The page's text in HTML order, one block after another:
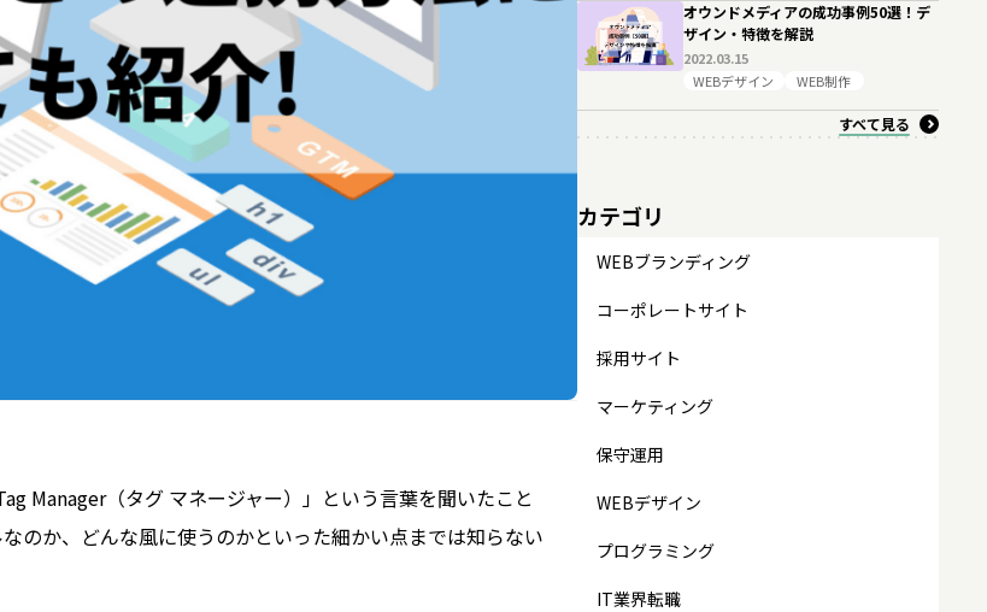
Manager（タグ マネージャー）」という言葉を聞いたこと
のか、どんな風に使うのかといった細かい点までは知らない
オウンドメディアの成功事例50選！デ
ザイン・特徴を解説
2022.03.15
WEBデザイン
WEB制作
すべて見る
カテゴリ
WEBブランディング
コーポレートサイト
採用サイト
マーケティング
保守運用
WEBデザイン
プログラミング
IT業界転職